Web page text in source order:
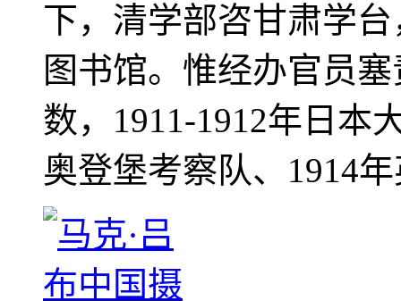
下，清学部咨甘肃学
图书馆。惟经办官员
数，1911-1912年日本
奥登堡考察队、1914